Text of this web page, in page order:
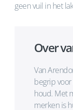
geen vuil in het
Over
Van
begrip
houd. Met
merken is